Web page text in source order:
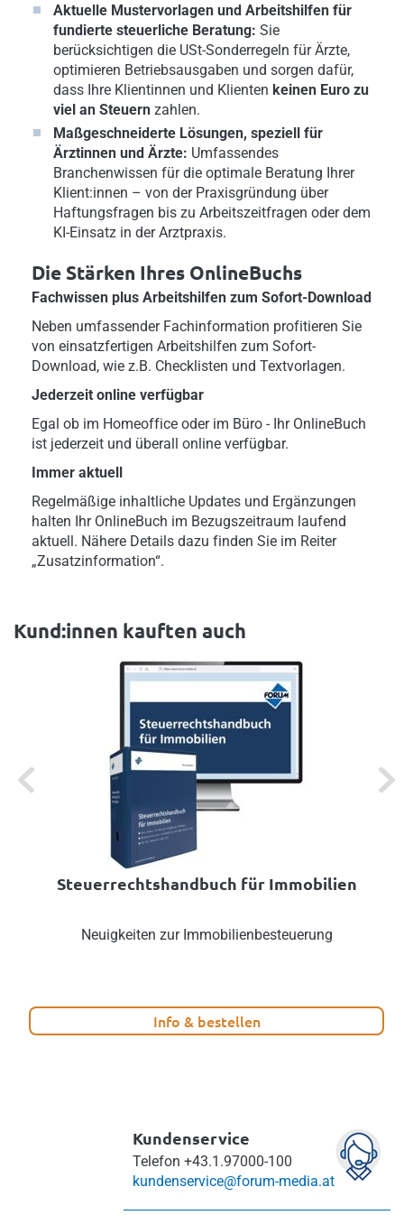
Aktuelle Mustervorlagen und Arbeitshilfen für
fundierte steuerliche Beratung: Sie
berücksichtigen die USt-Sonderregeln für Ärzte,
optimieren Betriebsausgaben und sorgen dafür,
dass Ihre Klientinnen und Klienten keinen Euro zu
viel an Steuern zahlen.
Maßgeschneiderte Lösungen, speziell für
Ärztinnen und Ärzte: Umfassendes
Branchenwissen für die optimale Beratung Ihrer
Klient:innen – von der Praxisgründung über
Haftungsfragen bis zu Arbeitszeitfragen oder dem
KI-Einsatz in der Arztpraxis.
Die Stärken Ihres OnlineBuchs
Fachwissen plus Arbeitshilfen zum Sofort-Download
Neben umfassender Fachinformation profitieren Sie
von einsatzfertigen Arbeitshilfen zum Sofort-
Download, wie z.B. Checklisten und Textvorlagen.
Jederzeit online verfügbar
Egal ob im Homeoffice oder im Büro - Ihr OnlineBuch
ist jederzeit und überall online verfügbar.
Immer aktuell
Regelmäßige inhaltliche Updates und Ergänzungen
halten Ihr OnlineBuch im Bezugszeitraum laufend
aktuell. Nähere Details dazu finden Sie im Reiter
„Zusatzinformation“.
Kund:innen kauften auch
Previous Next
Steuerrechtshandbuch für Immobilien
Neuigkeiten zur Immobilienbesteuerung
Info & bestellen
Kundenservice
Telefon +43.1.97000-100
kundenservice@forum-media.at